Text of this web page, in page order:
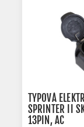
TYPOVÁ
SPRINTER II
13PIN, AC